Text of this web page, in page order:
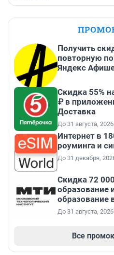
Получить
повторную
Яндекс
Скидка 55%
₽ в
Доставка
До 31 августа, 2026
Интернет в
роуминга и
До 31 декабря,
Скидка 72
образование
образование
До 31 августа, 2026
Все